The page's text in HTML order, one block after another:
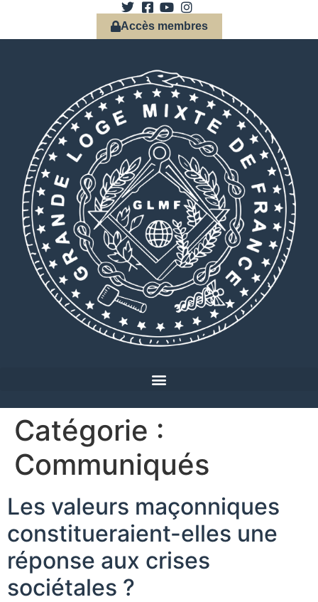
Accès membres
Catégorie :
Communiqués
Les valeurs maçonniques
constitueraient-elles une
réponse aux crises
sociétales ?